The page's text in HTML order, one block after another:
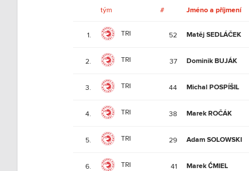
tým # Jméno a příjmení
1. TRI 52 Matěj SEDLÁČEK
2. TRI 37 Dominik BUJÁK
3. TRI 44 Michal POSPÍŠIL
4. TRI 38 Marek ROČÁK
5. TRI 29 Adam SOLOWSKI
6. TRI 41 Marek ĆMIEL